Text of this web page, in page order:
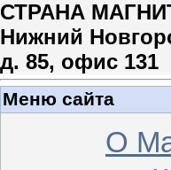
СТРАНА
Нижний
д. 85, офис 131
Меню сайта
О